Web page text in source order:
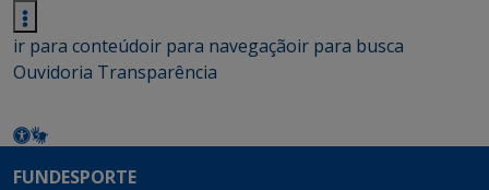
ir para conteúdoir para navegaçãoir para busca
Ouvidoria Transparência
FUNDESPORTE